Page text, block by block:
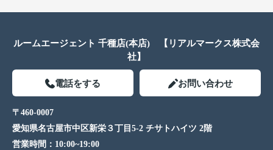
ルームエージェント 千種店(本店) 【リアルマークス株式会
社】
電話をする お問い合わせ
〒460-0007
愛知県名古屋市中区新栄３丁目5-2 チサトハイツ 2階
営業時間： 10:00~19:00